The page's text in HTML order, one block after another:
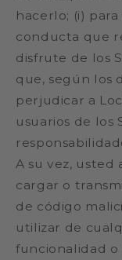
hacerlo; (i)
conducta que
disfrute de los
que, según los
perjudicar a
usuarios de los
A su vez, usted
cargar o
de código
utilizar de
funcionalidad o